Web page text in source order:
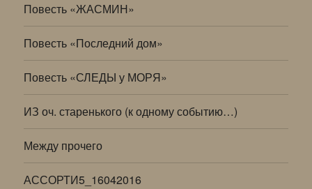
Повесть «ЖАСМИН»
Повесть «Последний дом»
Повесть «СЛЕДЫ у МОРЯ»
ИЗ оч. старенького (к одному событию…)
Между прочего
АССОРТИ5_16042016